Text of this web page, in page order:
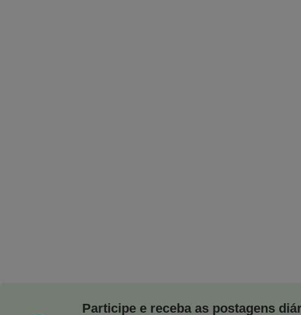
Participe e receba as postagens